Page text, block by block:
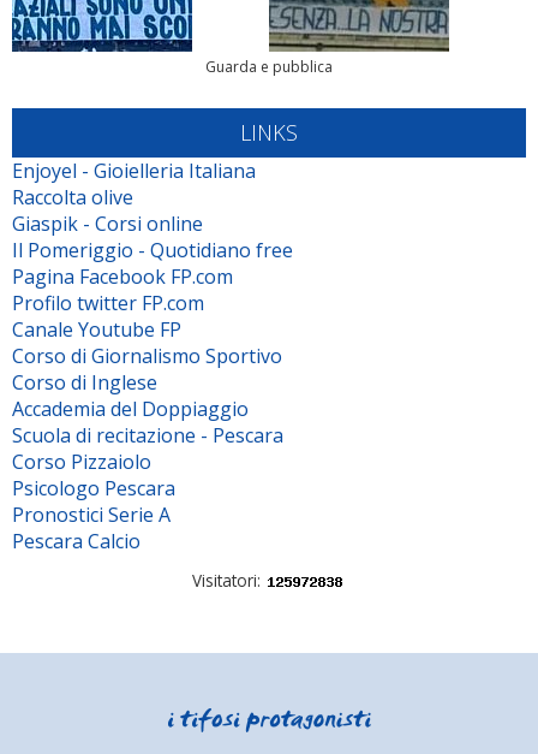
Guarda e pubblica
LINKS
Enjoyel - Gioielleria Italiana
Raccolta olive
Giaspik - Corsi online
Il Pomeriggio - Quotidiano free
Pagina Facebook FP.com
Profilo twitter FP.com
Canale Youtube FP
Corso di Giornalismo Sportivo
Corso di Inglese
Accademia del Doppiaggio
Scuola di recitazione - Pescara
Corso Pizzaiolo
Psicologo Pescara
Pronostici Serie A
Pescara Calcio
Visitatori: